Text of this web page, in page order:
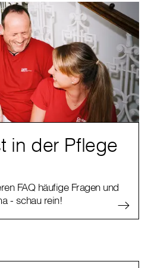
in der Pflege
FAQ häufige Fragen und
- schau rein!